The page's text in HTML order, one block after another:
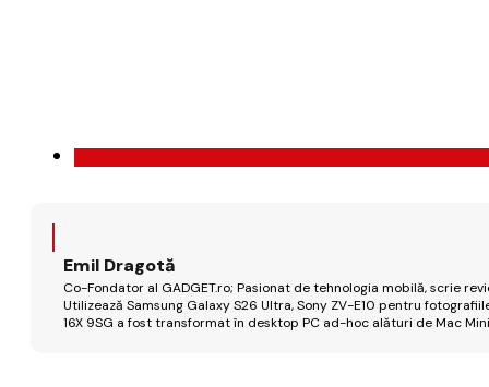
Emil Dragotă
Co-Fondator al GADGET.ro; Pasionat de tehnologia mobilă, scrie
Utilizează Samsung Galaxy S26 Ultra, Sony ZV-E10 pentru
16X 9SG a fost transformat în desktop PC ad-hoc alături de Mac